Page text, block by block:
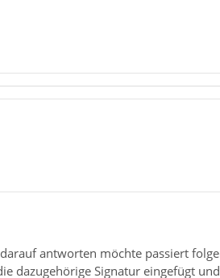
antworten möchte passiert
dazugehörige Signatur eingefügt